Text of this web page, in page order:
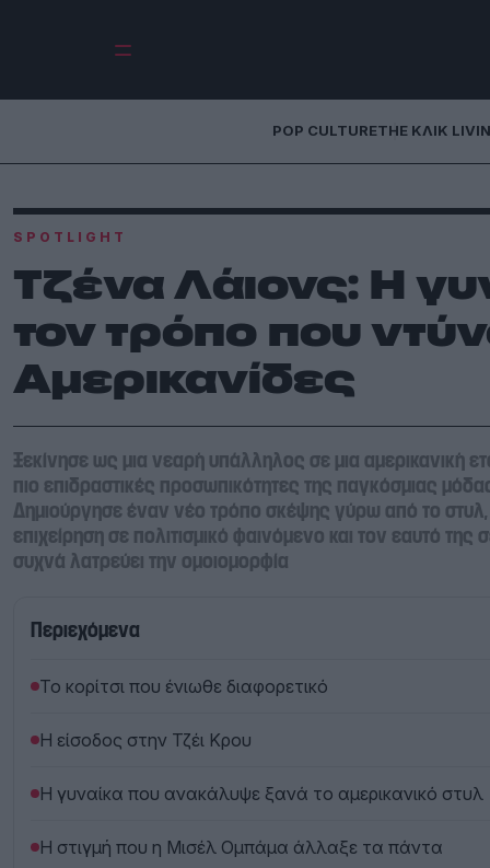
POP CULTURETHE ΚΛΙΚ
SPOTLIGHT
Τζένα Λάιονς: Η
τον τρόπο που
Αμερικανίδες
Ξεκίνησε ως μια νεαρή υπάλληλος σε μια αμερικανική
πιο επιδραστικές προσωπικότητες της παγκόσμιας
Δημιούργησε έναν νέο τρόπο σκέψης γύρω από το
επιχείρηση σε πολιτισμικό φαινόμενο και τον εαυτό
συχνά λατρεύει την ομοιομορφία
Περιεχόμενα
Το κορίτσι που ένιωθε διαφορετικό
Η είσοδος στην Τζέι Κρου
Η γυναίκα που ανακάλυψε ξανά το αμερικανικό στυλ
Η στιγμή που η Μισέλ Ομπάμα άλλαξε τα πάντα